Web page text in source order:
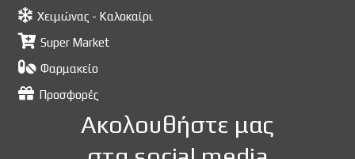
Χειμώνας - Καλοκαίρι
Super Market
Φαρμακείο
Προσφορές
Ακολουθήστε μας